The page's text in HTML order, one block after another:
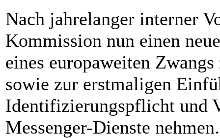
Nach jahrelanger interner
Kommission nun einen
eines europaweiten
sowie zur erstmaligen
Identifizierungspflicht und
Messenger-Dienste nehmen.